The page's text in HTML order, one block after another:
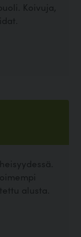
Koivuja,
alusta.